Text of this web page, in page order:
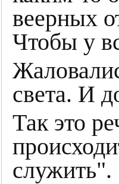
веерных
Чтобы у
света. И
Так это
служить".